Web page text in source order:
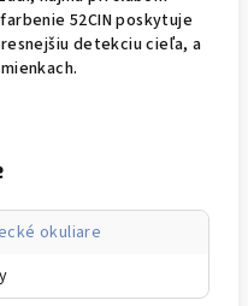
52CIN poskytuje
detekciu cieľa, a
okuliare